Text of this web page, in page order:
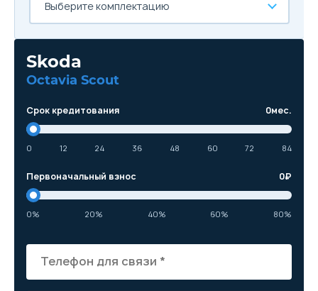
Выберите комплектацию
Skoda
Octavia Scout
Срок кредитования 0мес.
0 12 24 36 48 60 72 84
Первоначальный взнос 0₽
0% 20% 40% 60% 80%